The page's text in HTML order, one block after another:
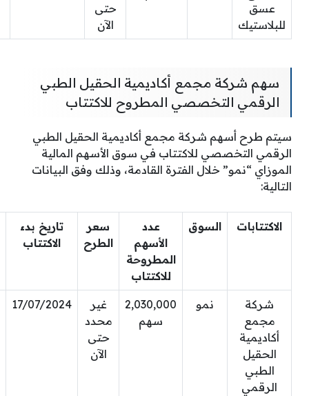
عسق
للبلاستيك
حتى
الآن
سهم شركة مجمع أكاديمية الحقيل الطبي
الرقمي التخصصي المطروح للاكتتاب
سيتم طرح أسهم شركة مجمع أكاديمية الحقيل الطبي
الرقمي التخصصي للاكتتاب في سوق الأسهم المالية
الموزاي “نمو” خلال الفترة القادمة، وذلك وفق البيانات
التالية:
الاكتتابات السوق
عدد
الأسهم
المطروحة
للاكتتاب
سعر
الطرح
تاريخ بدء
الاكتتاب
شركة
مجمع
أكاديمية
الحقيل
الطبي
الرقمي
نمو
2,030,000
سهم
غير
محدد
حتى
الآن
17/07/2024